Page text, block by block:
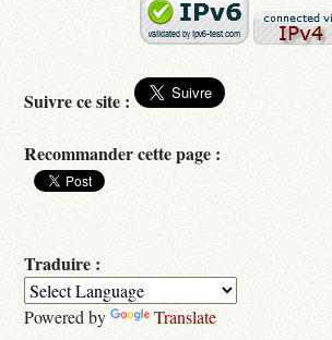
Suivre ce site :
Recommander cette page :
Traduire :
Powered by Translate